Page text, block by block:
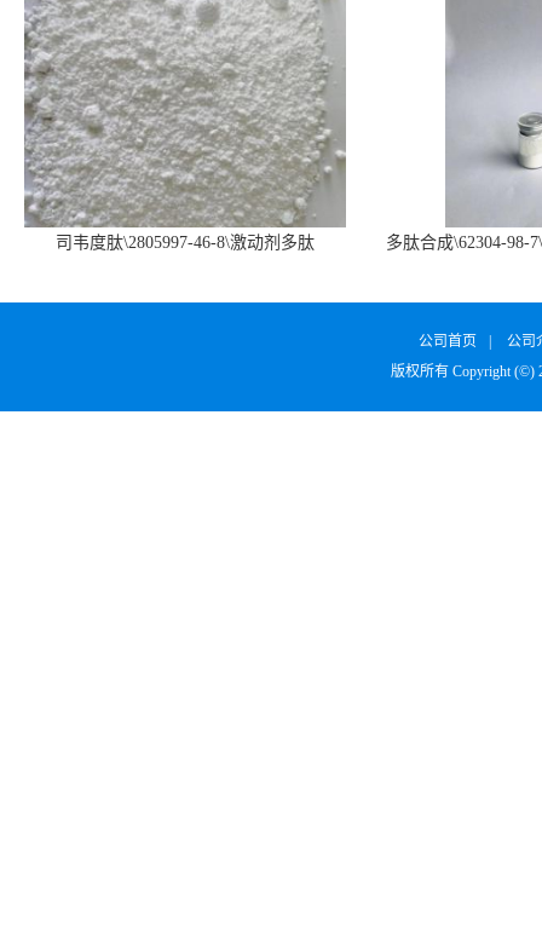
司韦度肽\2805997-46-8\激动剂多肽
多肽合成\62304-98-
公司首页
公司
版权所有 Copyright (©)